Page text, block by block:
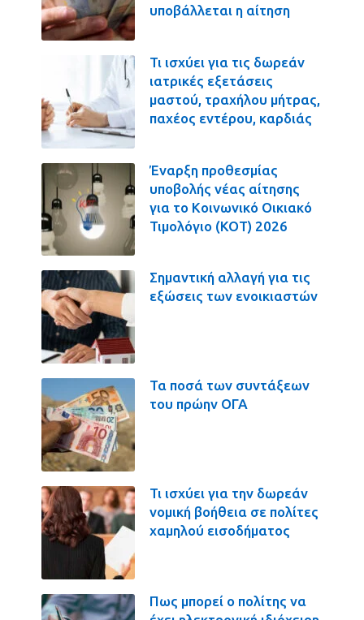
υποβάλλεται η αίτηση
Τι ισχύει για τις δωρεάν
ιατρικές εξετάσεις
μαστού, τραχήλου μήτρας,
παχέος εντέρου, καρδιάς
Έναρξη προθεσμίας
υποβολής νέας αίτησης
για το Κοινωνικό Οικιακό
Τιμολόγιο (ΚΟΤ) 2026
Σημαντική αλλαγή για τις
εξώσεις των ενοικιαστών
Τα ποσά των συντάξεων
του πρώην ΟΓΑ
Τι ισχύει για την δωρεάν
νομική βοήθεια σε πολίτες
χαμηλού εισοδήματος
Πως μπορεί ο πολίτης να